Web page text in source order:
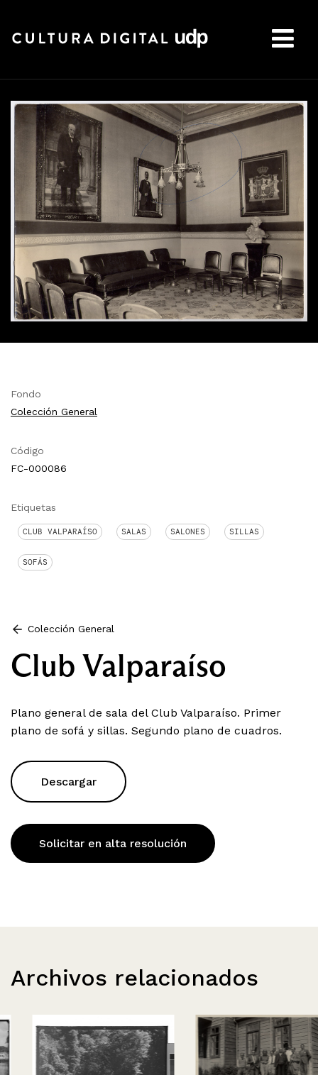
Fondo
Colección General
Código
FC-000086
Etiquetas
CLUB VALPARAÍSO SALAS SALONES SILLAS
SOFÁS
Colección General
Club Valparaíso
Plano general de sala del Club Valparaíso. Primer
plano de sofá y sillas. Segundo plano de cuadros.
Descargar
Solicitar en alta resolución
Archivos relacionados